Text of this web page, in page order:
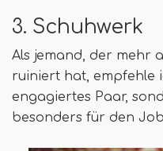
3. Schuhwerk
Als jemand, der mehr
ruiniert hat, empfehle
engagiertes Paar,
besonders für den